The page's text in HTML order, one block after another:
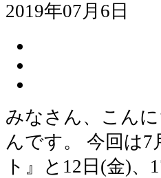
2019年07月6日
みなさん、こん
んです。 今回は
ト』と12日(金)